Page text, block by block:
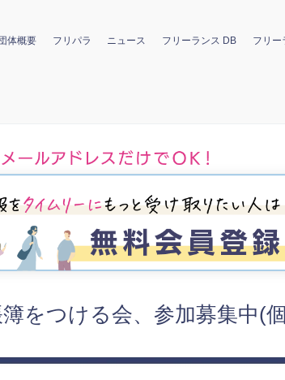
体概要 フリパラ ニュース フリーランス DB フリー
をつける会、参加募集中(